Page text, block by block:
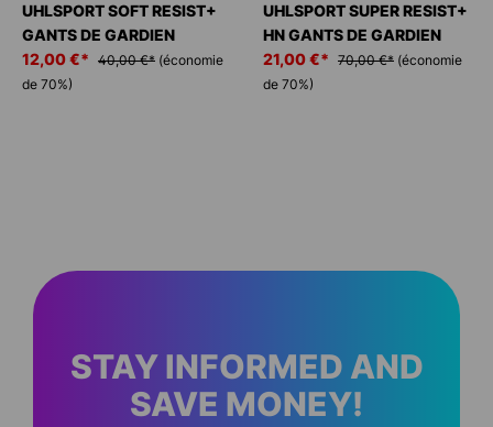
UHLSPORT SOFT RESIST+
GANTS DE GARDIEN
12,00 €* 40,00 €* (économie
de 70%)
UHLSPORT SUPER RESIST+
HN GANTS DE GARDIEN
21,00 €* 70,00 €* (économie
de 70%)
STAY INFORMED AND
SAVE MONEY!